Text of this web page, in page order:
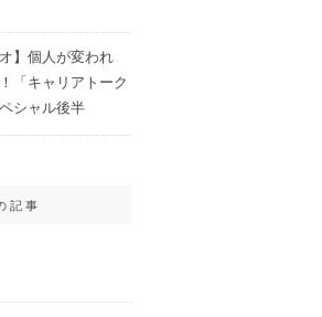
】個人が変われ
「キャリアトーク
シャル後半
記事